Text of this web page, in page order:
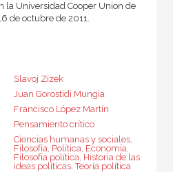
la Universidad Cooper Union de
de octubre de 2011.
Slavoj Zizek
Juan Gorostidi Mungia
Francisco López Martín
Pensamiento crítico
Ciencias humanas y sociales,
Filosofía, Política, Economía,
Filosofía política, Historia de las
ideas políticas,Teoría política